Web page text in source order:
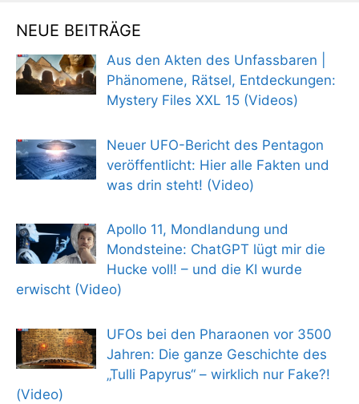
NEUE BEITRÄGE
Aus den Akten des Unfassbaren |
Phänomene, Rätsel, Entdeckungen:
Mystery Files XXL 15 (Videos)
Neuer UFO-Bericht des Pentagon
veröffentlicht: Hier alle Fakten und
was drin steht! (Video)
Apollo 11, Mondlandung und
Mondsteine: ChatGPT lügt mir die
Hucke voll! – und die KI wurde
erwischt (Video)
UFOs bei den Pharaonen vor 3500
Jahren: Die ganze Geschichte des
„Tulli Papyrus“ – wirklich nur Fake?!
(Video)